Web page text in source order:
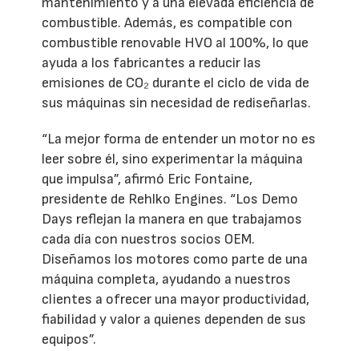
combustible. Además, es compatible con
combustible renovable HVO al 100%, lo que
ayuda a los fabricantes a reducir las
emisiones de CO₂ durante el ciclo de vida de
sus máquinas sin necesidad de rediseñarlas.
“La mejor forma de entender un motor no es
leer sobre él, sino experimentar la máquina
que impulsa”, afirmó Eric Fontaine,
presidente de Rehlko Engines. “Los Demo
Days reflejan la manera en que trabajamos
cada día con nuestros socios OEM.
Diseñamos los motores como parte de una
máquina completa, ayudando a nuestros
clientes a ofrecer una mayor productividad,
fiabilidad y valor a quienes dependen de sus
equipos”.